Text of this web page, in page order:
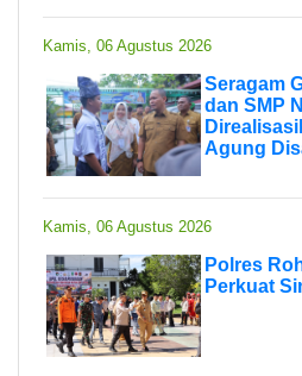
Kamis, 06 Agustus 2026
Seragam
dan SMP
Agung
Kamis, 06 Agustus 2026
Polres
Perkuat